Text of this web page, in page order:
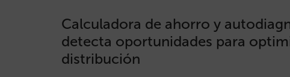
Calculadora de ahorro y
detecta oportunidades para
distribución